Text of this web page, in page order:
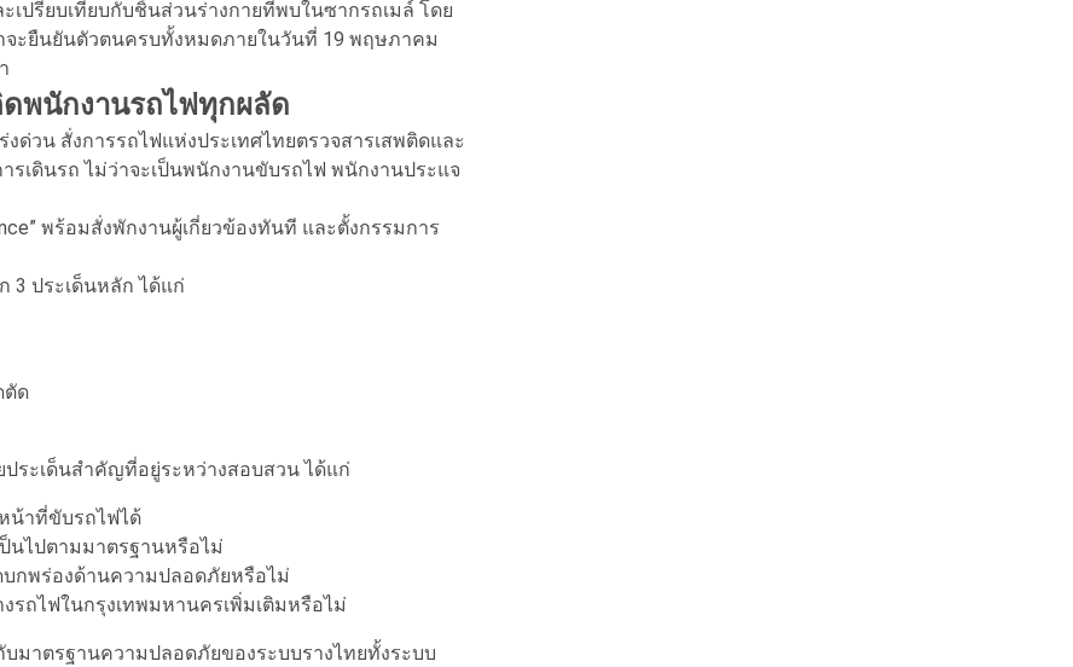
เปรียบเทียบกับชิ้นส่วนร่างกายที่พบในซากรถเมล์ โดย
จะยืนยันตัวตนครบทั้งหมดภายในวันที่ 19 พฤษภาคม
ดพนักงานรถไฟทุกผลัด
ด่วน สั่งการรถไฟแห่งประเทศไทยตรวจสารเสพติดและ
เดินรถ ไม่ว่าจะเป็นพนักงานขับรถไฟ พนักงานประแจ
พร้อมสั่งพักงานผู้เกี่ยวข้องทันที และตั้งกรรมการ
3 ประเด็นหลัก ได้แก่
ตัด
ระเด็นสำคัญที่อยู่ระหว่างสอบสวน ได้แก่
น้าที่ขับรถไฟได้
ไปตามมาตรฐานหรือไม่
กพร่องด้านความปลอดภัยหรือไม่
รถไฟในกรุงเทพมหานครเพิ่มเติมหรือไม่
มาตรฐานความปลอดภัยของระบบรางไทยทั้งระบบ